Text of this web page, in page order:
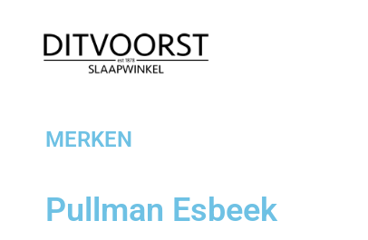
MERKEN
Pullman Esbeek